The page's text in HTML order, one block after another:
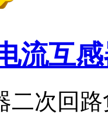
流互
二次回